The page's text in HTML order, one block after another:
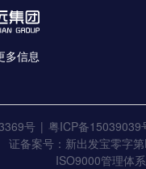
多信息
号
粤ICP备15039039
证备案号：新出发宝零字
ISO9000管理体